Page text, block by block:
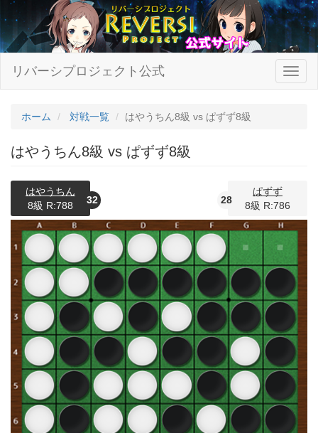
リバーシプロジェクト公式
ホーム 対戦一覧 はやうちん8級 vs ぱずず8級
はやうちん8級 vs ぱずず8級
はやうちん
8級 R:788
32
ぱずず
8級 R:786
28